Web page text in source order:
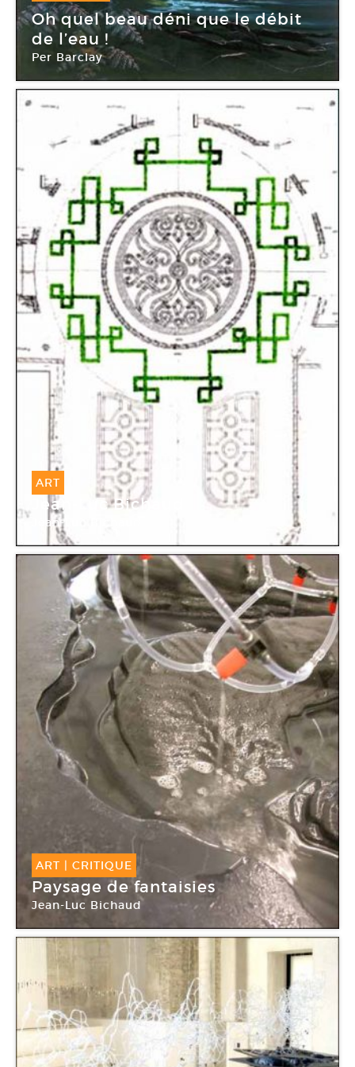
09 Mar -21 Juin 2009
Oh quel beau déni que le débit
de l’eau !
Per Barclay
Abbaye Saint-André
ART
Jean-Luc Bichaud
Jean-Luc Bichaud
ART | CRITIQUE
Paysage de fantaisies
Jean-Luc Bichaud
Galerie Alain Le Gaillard